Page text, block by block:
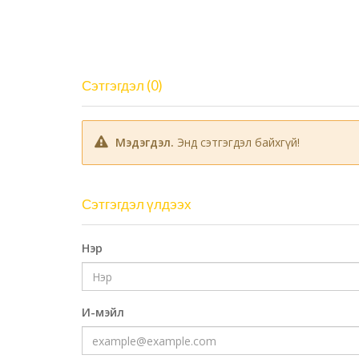
Сэтгэгдэл (0)
Мэдэгдэл. Энд сэтгэгдэл байхгүй!
Сэтгэгдэл үлдээх
Нэр
И-мэйл